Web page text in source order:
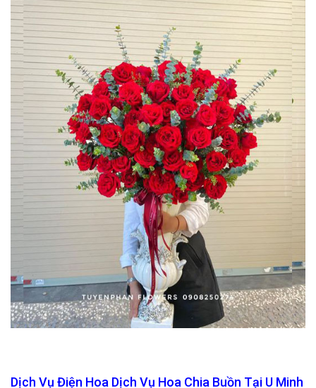
Dịch Vụ Điện Hoa Dịch Vụ Hoa Chia Buồn Tại U Minh